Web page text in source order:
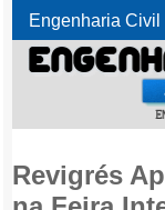
Engenharia Civil
Revigrés